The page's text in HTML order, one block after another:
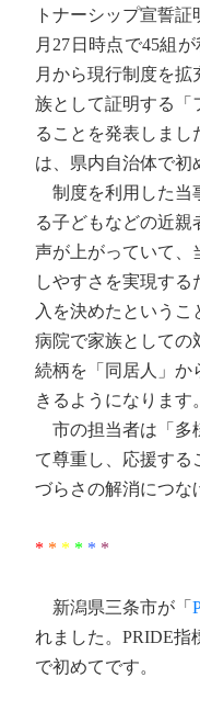
トナーシップ宣誓
月27日時点で45組
月から現行制度を
族として証明する「
ることを発表しまし
は、県内自治体で初
制度を利用した当
る子どもなどの近
声が上がっていて、
しやすさを実現す
入を決めたという
病院で家族としての
続柄を「同居人」か
きるようになります。
市の担当者は「多
て尊重し、応援する
づらさの解消につな
* * * * * *
新潟県三条市が「
れました。PRIDE
で初めてです。